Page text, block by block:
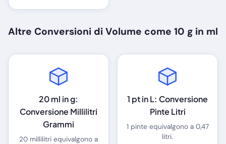
Altre Conversioni di Volume come 10 g in ml
20 ml in g:
Conversione Millilitri
Grammi
20 millilitri equivalgono a
1 pt in L: Conversione
Pinte Litri
1 pinte equivalgono a 0,47
litri.